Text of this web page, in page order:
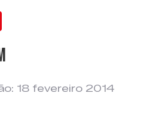
18 fevereiro 2014